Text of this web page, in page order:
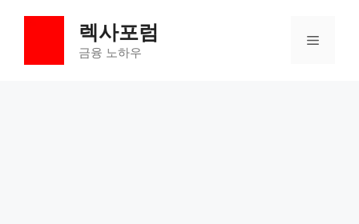
렉사포럼
금융 노하우
메